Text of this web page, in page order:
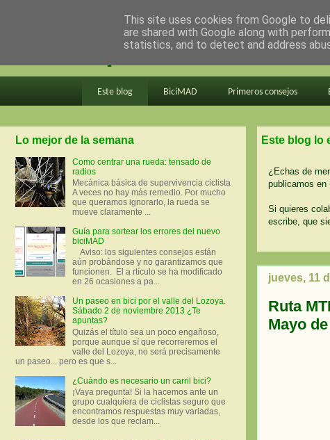
en bici por madrid
Este blog BiciMAD Primeros consejos
Este blog lo
¿Echas de
publicamos en
Si quieres
escribe, que
jueves, 11
Ruta
Mayo
Lo mejor de la semana
Como centrar una rueda: tensado de
radios
Mecánica básica de supervivencia ciclista
A veces no hay más remedio. Por mucho
que queramos ignorarlo, la rueda se
mueve claramente ...
Guía para sortear los errores del nuevo
biciMAD
Aviso: los siguientes consejos están
aún probándose y no garantizamos que
funcionen. El a rtículo se ha modificado
en 26 ocasiones a pa...
Un paseo en bici por el valle del Lozoya.
Sábado 2 de noviembre 2013 ¿Te
apuntas?
Quizás el título sea un poco engañoso,
porque aunque sí que recorreremos el
valle del Lozoya, no será precisamente
un paseo... pero es que s...
¿Cuándo es necesario un carril bici?
¡Vaya pregunta! Si la hacemos ante un
grupo cualquiera de ciclistas seguro que
encontramos respuestas muy variadas,
desde los que reclam...
This site uses cookies from Google to
are shared with Google along with
statistics, and to detect and address